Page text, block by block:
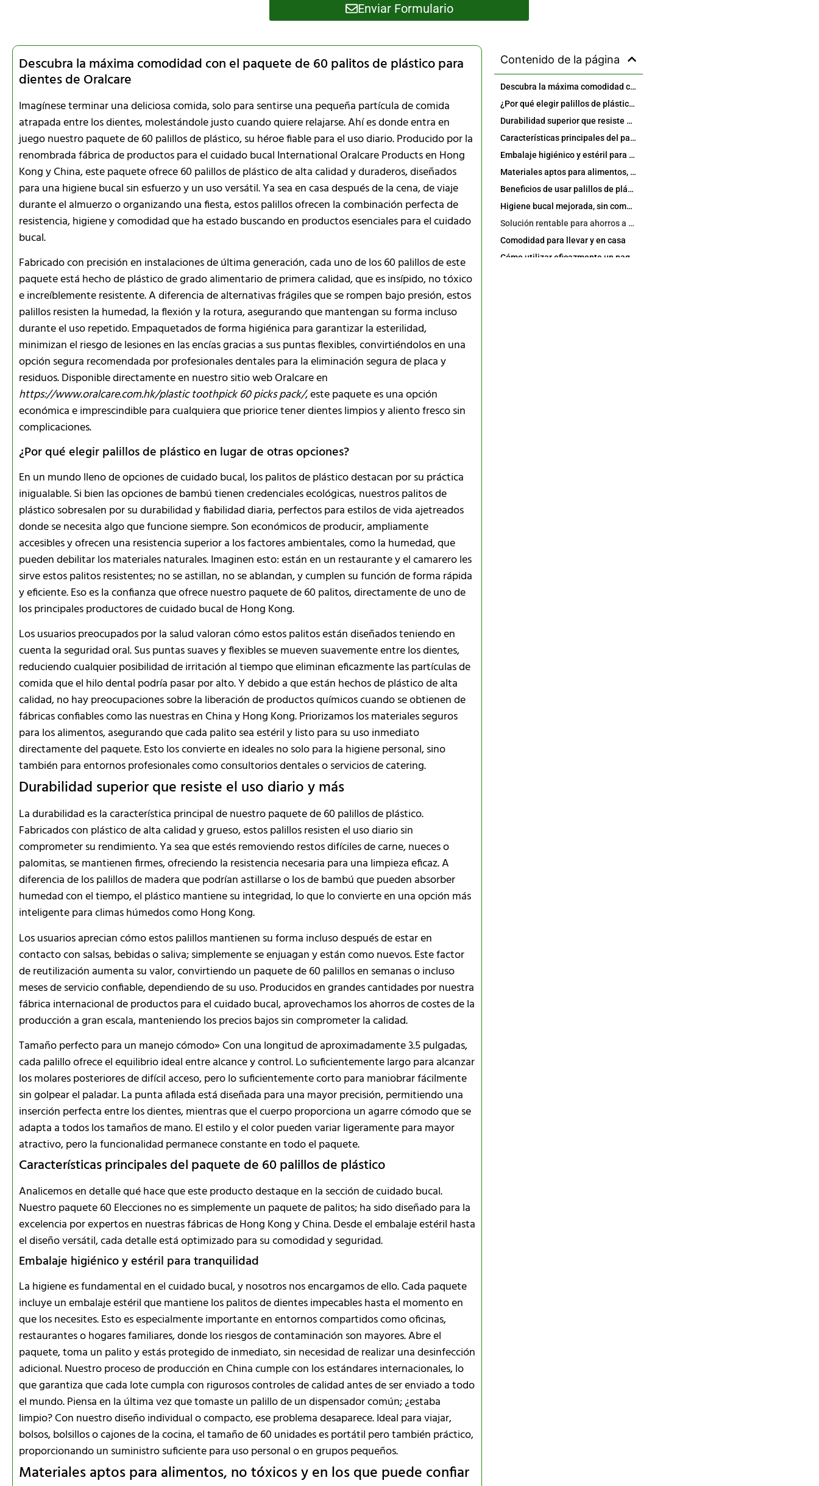
Enviar Formulario
Descubra la máxima comodidad con el paquete de 60 palitos de plástico para
dientes de Oralcare
Imagínese terminar una deliciosa comida, solo para sentirse una pequeña partícula de comida
atrapada entre los dientes, molestándole justo cuando quiere relajarse. Ahí es donde entra en
juego nuestro paquete de 60 palillos de plástico, su héroe fiable para el uso diario. Producido por la
renombrada fábrica de productos para el cuidado bucal International Oralcare Products en Hong
Kong y China, este paquete ofrece 60 palillos de plástico de alta calidad y duraderos, diseñados
para una higiene bucal sin esfuerzo y un uso versátil. Ya sea en casa después de la cena, de viaje
durante el almuerzo o organizando una fiesta, estos palillos ofrecen la combinación perfecta de
resistencia, higiene y comodidad que ha estado buscando en productos esenciales para el cuidado
bucal.
Fabricado con precisión en instalaciones de última generación, cada uno de los 60 palillos de este
paquete está hecho de plástico de grado alimentario de primera calidad, que es insípido, no tóxico
e increíblemente resistente. A diferencia de alternativas frágiles que se rompen bajo presión, estos
palillos resisten la humedad, la flexión y la rotura, asegurando que mantengan su forma incluso
durante el uso repetido. Empaquetados de forma higiénica para garantizar la esterilidad,
minimizan el riesgo de lesiones en las encías gracias a sus puntas flexibles, convirtiéndolos en una
opción segura recomendada por profesionales dentales para la eliminación segura de placa y
residuos. Disponible directamente en nuestro sitio web Oralcare en
https://www.oralcare.com.hk/plastic toothpick 60 picks pack/, este paquete es una opción
económica e imprescindible para cualquiera que priorice tener dientes limpios y aliento fresco sin
complicaciones.
¿Por qué elegir palillos de plástico en lugar de otras opciones?
En un mundo lleno de opciones de cuidado bucal, los palitos de plástico destacan por su práctica
inigualable. Si bien las opciones de bambú tienen credenciales ecológicas, nuestros palitos de
plástico sobresalen por su durabilidad y fiabilidad diaria, perfectos para estilos de vida ajetreados
donde se necesita algo que funcione siempre. Son económicos de producir, ampliamente
accesibles y ofrecen una resistencia superior a los factores ambientales, como la humedad, que
pueden debilitar los materiales naturales. Imaginen esto: están en un restaurante y el camarero les
sirve estos palitos resistentes; no se astillan, no se ablandan, y cumplen su función de forma rápida
y eficiente. Eso es la confianza que ofrece nuestro paquete de 60 palitos, directamente de uno de
los principales productores de cuidado bucal de Hong Kong.
Los usuarios preocupados por la salud valoran cómo estos palitos están diseñados teniendo en
cuenta la seguridad oral. Sus puntas suaves y flexibles se mueven suavemente entre los dientes,
reduciendo cualquier posibilidad de irritación al tiempo que eliminan eficazmente las partículas de
comida que el hilo dental podría pasar por alto. Y debido a que están hechos de plástico de alta
calidad, no hay preocupaciones sobre la liberación de productos químicos cuando se obtienen de
fábricas confiables como las nuestras en China y Hong Kong. Priorizamos los materiales seguros
para los alimentos, asegurando que cada palito sea estéril y listo para su uso inmediato
directamente del paquete. Esto los convierte en ideales no solo para la higiene personal, sino
también para entornos profesionales como consultorios dentales o servicios de catering.
Durabilidad superior que resiste el uso diario y más
La durabilidad es la característica principal de nuestro paquete de 60 palillos de plástico.
Fabricados con plástico de alta calidad y grueso, estos palillos resisten el uso diario sin
comprometer su rendimiento. Ya sea que estés removiendo restos difíciles de carne, nueces o
palomitas, se mantienen firmes, ofreciendo la resistencia necesaria para una limpieza eficaz. A
diferencia de los palillos de madera que podrían astillarse o los de bambú que pueden absorber
humedad con el tiempo, el plástico mantiene su integridad, lo que lo convierte en una opción más
inteligente para climas húmedos como Hong Kong.
Los usuarios aprecian cómo estos palillos mantienen su forma incluso después de estar en
contacto con salsas, bebidas o saliva; simplemente se enjuagan y están como nuevos. Este factor
de reutilización aumenta su valor, convirtiendo un paquete de 60 palillos en semanas o incluso
meses de servicio confiable, dependiendo de su uso. Producidos en grandes cantidades por nuestra
fábrica internacional de productos para el cuidado bucal, aprovechamos los ahorros de costes de la
producción a gran escala, manteniendo los precios bajos sin comprometer la calidad.
Tamaño perfecto para un manejo cómodo» Con una longitud de aproximadamente 3.5 pulgadas,
cada palillo ofrece el equilibrio ideal entre alcance y control. Lo suficientemente largo para alcanzar
los molares posteriores de difícil acceso, pero lo suficientemente corto para maniobrar fácilmente
sin golpear el paladar. La punta afilada está diseñada para una mayor precisión, permitiendo una
inserción perfecta entre los dientes, mientras que el cuerpo proporciona un agarre cómodo que se
adapta a todos los tamaños de mano. El estilo y el color pueden variar ligeramente para mayor
atractivo, pero la funcionalidad permanece constante en todo el paquete.
Características principales del paquete de 60 palillos de plástico
Analicemos en detalle qué hace que este producto destaque en la sección de cuidado bucal.
Nuestro paquete 60 Elecciones no es simplemente un paquete de palitos; ha sido diseñado para la
excelencia por expertos en nuestras fábricas de Hong Kong y China. Desde el embalaje estéril hasta
el diseño versátil, cada detalle está optimizado para su comodidad y seguridad.
Embalaje higiénico y estéril para tranquilidad
La higiene es fundamental en el cuidado bucal, y nosotros nos encargamos de ello. Cada paquete
incluye un embalaje estéril que mantiene los palitos de dientes impecables hasta el momento en
que los necesites. Esto es especialmente importante en entornos compartidos como oficinas,
restaurantes o hogares familiares, donde los riesgos de contaminación son mayores. Abre el
paquete, toma un palito y estás protegido de inmediato, sin necesidad de realizar una desinfección
adicional. Nuestro proceso de producción en China cumple con los estándares internacionales, lo
que garantiza que cada lote cumpla con rigurosos controles de calidad antes de ser enviado a todo
el mundo. Piensa en la última vez que tomaste un palillo de un dispensador común; ¿estaba
limpio? Con nuestro diseño individual o compacto, ese problema desaparece. Ideal para viajar,
bolsos, bolsillos o cajones de la cocina, el tamaño de 60 unidades es portátil pero también práctico,
proporcionando un suministro suficiente para uso personal o en grupos pequeños.
Materiales aptos para alimentos, no tóxicos y en los que puede confiar
Contenido de la página
Descubra la máxima comodidad con el paquete de 60 palitos de plástico para dientes de Oralcare
¿Por qué elegir palillos de plástico en lugar de otras opciones?
Durabilidad superior que resiste el uso diario y más
Características principales del paquete de 60 palillos de plástico
Embalaje higiénico y estéril para tranquilidad
Materiales aptos para alimentos, no tóxicos y en los que puede confiar
Beneficios de usar palillos de plástico diariamente
Higiene bucal mejorada, sin complicaciones
Solución rentable para ahorros a largo plazo
Comodidad para llevar y en casa